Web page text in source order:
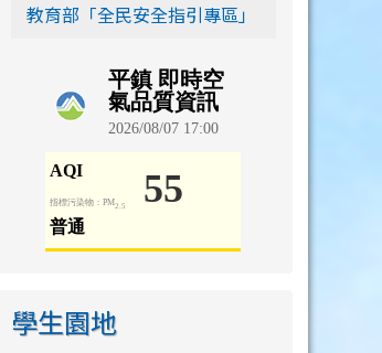
教育部「全民安全指引專區」
學生園地